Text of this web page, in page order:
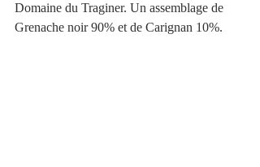
Domaine du Traginer. Un assemblage de
Grenache noir 90% et de Carignan 10%.